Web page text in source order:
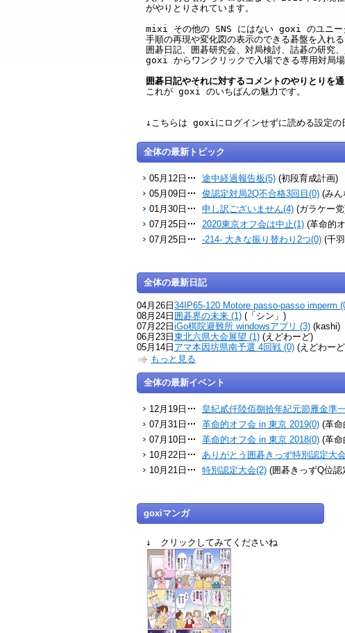
がやりとりされています。
mixi その他の SNS にはない goxi のユニーク
手順の再現や変化図の表示のできる碁盤を入れる
囲碁日記、囲碁研究会、対局検討、詰碁の研究
goxi からワンクリックで入場できる専用対局場
囲碁日記やそれに対するコメントのやりとりを
これが goxi のいちばんの魅力です。
↓こちらは goxiにログインせずに読める設定の
全体の最新トピック
05月12日 途中経過報告板(5) (初段育成計画)
05月09日
俊認定対局2Q不合格3回目(0) (みん
01月30日
申し訳ございません(4) (ガラケー
07月25日
2020東京オフ会は中止(1) (革命的
07月25日
-214- 大きな振り替わり2つ(0) (千
全体の最新日記
04月26日 34IP65-120 Motore passo-passo imperm
08月24日 囲碁界の未来 (1) (「シン」)
07月22日 iGo棋院避難所 windowsアプリ (3) (kashi)
06月23日 東北六県大会展望 (1) (えどわーど)
05月14日 アマ本因坊県南予選 4回戦 (0) (えどわー
もっと見る
全体の最新イベント
12月19日 皇紀貳仟陸佰捌拾年紀元節雁金準
07月31日
革命的オフ会 in 東京 2019(0) (革命
07月10日
革命的オフ会 in 東京 2018(0) (革命
10月22日
ありがとう囲碁きっず特別認定大
10月21日
特別認定大会(2) (囲碁きっずQ位認
goxiマンガ
↓ クリックしてみてくださいね